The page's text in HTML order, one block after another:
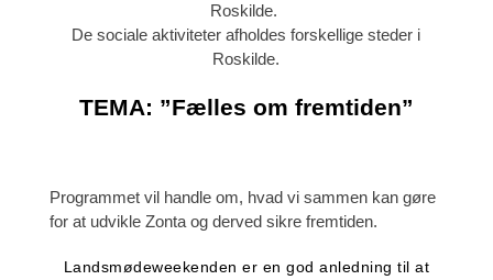
Roskilde.
De sociale aktiviteter afholdes forskellige steder i
Roskilde.
TEMA: ”Fælles om fremtiden”
Programmet vil handle om, hvad vi sammen kan gøre
for at udvikle Zonta og derved sikre fremtiden.
Landsmødeweekenden er en god anledning til at